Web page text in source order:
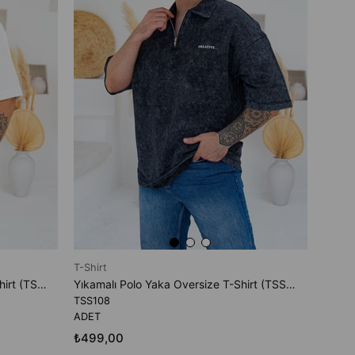
Göğüs Nakış Detaylı Oversize T-Shirt (TSB109)
T-Shirt
Yıkamalı Polo Yaka Oversize T-Shirt (TSS108)
TSS108
ADET
₺499,00